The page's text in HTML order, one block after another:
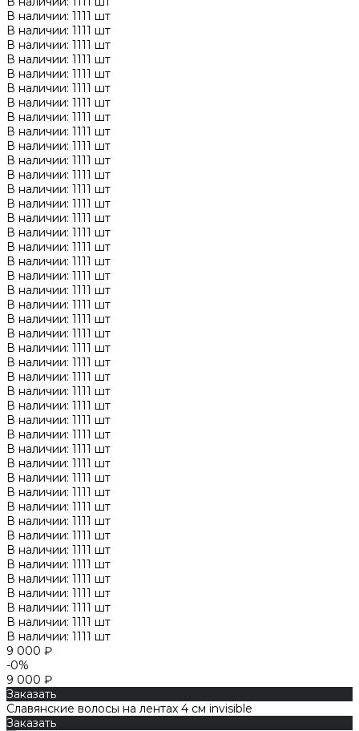
В наличии: 1111 шт
В наличии: 1111 шт
В наличии: 1111 шт
В наличии: 1111 шт
В наличии: 1111 шт
В наличии: 1111 шт
В наличии: 1111 шт
В наличии: 1111 шт
В наличии: 1111 шт
В наличии: 1111 шт
В наличии: 1111 шт
В наличии: 1111 шт
В наличии: 1111 шт
В наличии: 1111 шт
В наличии: 1111 шт
В наличии: 1111 шт
В наличии: 1111 шт
В наличии: 1111 шт
В наличии: 1111 шт
В наличии: 1111 шт
В наличии: 1111 шт
В наличии: 1111 шт
В наличии: 1111 шт
В наличии: 1111 шт
В наличии: 1111 шт
В наличии: 1111 шт
В наличии: 1111 шт
В наличии: 1111 шт
В наличии: 1111 шт
В наличии: 1111 шт
В наличии: 1111 шт
В наличии: 1111 шт
В наличии: 1111 шт
В наличии: 1111 шт
В наличии: 1111 шт
В наличии: 1111 шт
В наличии: 1111 шт
В наличии: 1111 шт
В наличии: 1111 шт
В наличии: 1111 шт
В наличии: 1111 шт
В наличии: 1111 шт
В наличии: 1111 шт
В наличии: 1111 шт
9 000 ₽
-0%
9 000 ₽
Заказать
Славянские волосы на лентах 4 см invisible
Заказать